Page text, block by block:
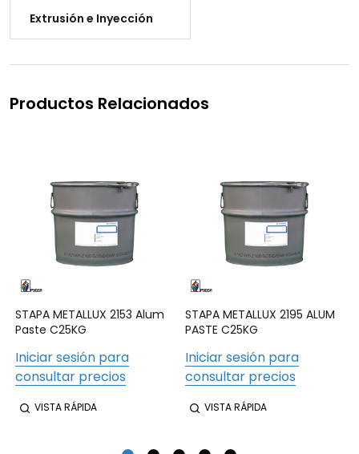
Extrusión e Inyección
Productos Relacionados
STAPA METALLUX 2153 Alum
Paste C25KG
Iniciar sesión para
consultar precios
VISTA RÁPIDA
STAPA METALLUX 2195 ALUM
PASTE C25KG
Iniciar sesión para
consultar precios
VISTA RÁPIDA